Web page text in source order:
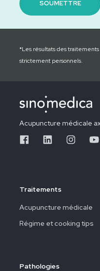
*Les résultats des
strictement personnels.
Acupuncture médicale
Traitements
Acupuncture médicale
Régime et cooking tips
Pathologies